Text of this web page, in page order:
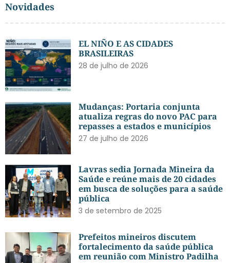
Novidades
EL NIÑO E AS CIDADES
BRASILEIRAS
28 de julho de 2026
Mudanças: Portaria conjunta
atualiza regras do novo PAC para
repasses a estados e municípios
27 de julho de 2026
Lavras sedia Jornada Mineira da
Saúde e reúne mais de 20 cidades
em busca de soluções para a saúde
pública
3 de setembro de 2025
Prefeitos mineiros discutem
fortalecimento da saúde pública
em reunião com Ministro Padilha